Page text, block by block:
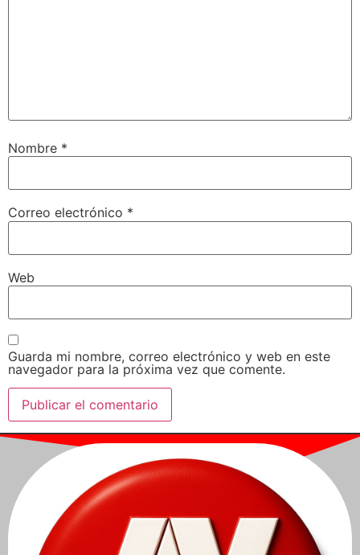
Nombre *
Correo electrónico *
Web
Guarda mi nombre, correo electrónico y web en este
navegador para la próxima vez que comente.